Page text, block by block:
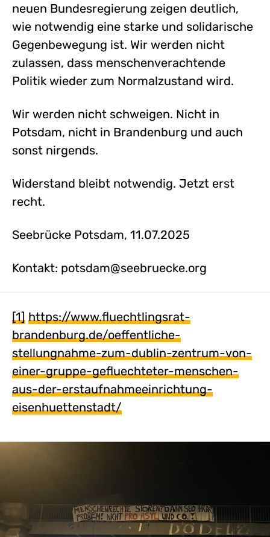
neuen Bundesregierung zeigen deutlich,
wie notwendig eine starke und solidarische
Gegenbewegung ist. Wir werden nicht
zulassen, dass menschenverachtende
Politik wieder zum Normalzustand wird.
Wir werden nicht schweigen. Nicht in
Potsdam, nicht in Brandenburg und auch
sonst nirgends.
Widerstand bleibt notwendig. Jetzt erst
recht.
Seebrücke Potsdam, 11.07.2025
Kontakt: potsdam@seebruecke.org
[1] https://www.fluechtlingsrat-
brandenburg.de/oeffentliche-
stellungnahme-zum-dublin-zentrum-von-
einer-gruppe-gefluechteter-menschen-
aus-der-erstaufnahmeeinrichtung-
eisenhuettenstadt/